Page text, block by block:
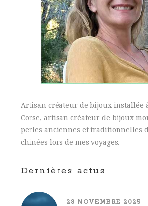
Artisan créateur de bijoux installée
Corse, artisan créateur de bijoux
perles anciennes et traditionnelles
chinées lors de mes voyages.
Dernières actus
28 NOVEMBRE 2025